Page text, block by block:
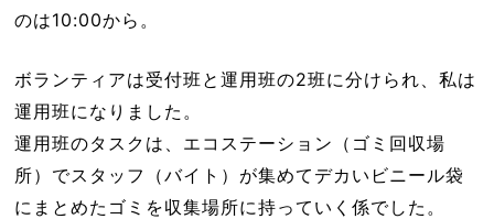
のは10:00から。
ボランティアは受付班と運用班の2班に分けられ、私は
運用班になりました。
運用班のタスクは、エコステーション（ゴミ回収場
所）でスタッフ（バイト）が集めてデカいビニール袋
にまとめたゴミを収集場所に持っていく係でした。